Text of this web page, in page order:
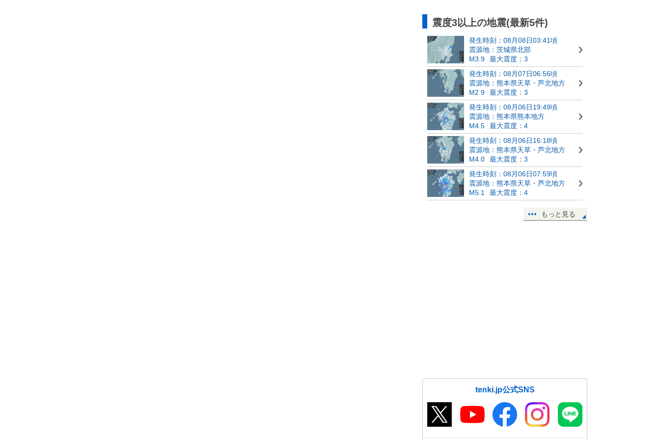
震度3以上の地震(最新5件)
発生時刻：08月08日03:41頃
震源地：茨城県北部
M3.9
最大震度：3
発生時刻：08月07日06:56頃
震源地：熊本県天草・芦北地方
M2.9
最大震度：3
発生時刻：08月06日19:49頃
震源地：熊本県熊本地方
M4.5
最大震度：4
発生時刻：08月06日16:18頃
震源地：熊本県天草・芦北地方
M4.0
最大震度：3
発生時刻：08月06日07:59頃
震源地：熊本県天草・芦北地方
M5.1
最大震度：4
もっと見る
tenki.jp公式SNS